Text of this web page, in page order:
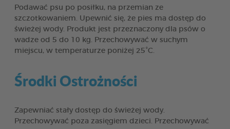
Podawać psu po posiłku, na przemian ze
szczotkowaniem. Upewnić się, że pies ma dostęp do
świeżej wody. Produkt jest przeznaczony dla psów o
wadze od 5 do 10 kg. Przechowywać w suchym
miejscu, w temperaturze poniżej 25°C.
Środki Ostrożności
Zapewniać stały dostęp do świeżej wody.
Przechowywać poza zasięgiem dzieci. Przechowywać